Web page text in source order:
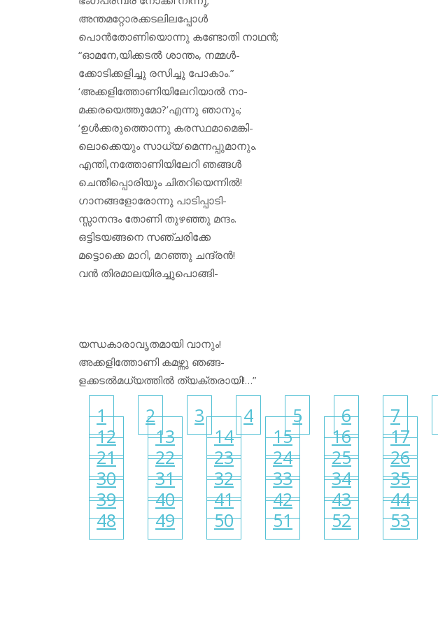
അന്തമറ്റോരക്കടലിലപ്പോൾ
പൊൻതോണിയൊന്നു കണ്ടോതി നാഥൻ;
“ഓമനേ,യിക്കടൽ ശാന്തം, നമ്മൾ-
ക്കോടിക്കളിച്ചു രസിച്ചു പോകാം.”
‘അക്കളിത്തോണിയിലേറിയാൽ നാ-
മക്കരയെത്തുമോ?’എന്നു ഞാനും;
‘ഉൾക്കരുത്തൊന്നു കരസ്ഥമാമെങ്കി-
ലൊക്കെയും സാധ്യ’മെന്നപ്പുമാനും.
എന്തി,നത്തോണിയിലേറി ഞങ്ങൾ
ചെന്തീപ്പൊരിയും ചിതറിയെന്നിൽ!
ഗാനങ്ങളോരോന്നു പാടിപ്പാടി-
സ്സാനന്ദം തോണി തുഴഞ്ഞു മന്ദം.
ഒട്ടിടയങ്ങനെ സഞ്ചരിക്കേ
മട്ടൊക്കെ മാറി, മറഞ്ഞു ചന്ദ്രൻ!
വൻ തിരമാലയിരച്ചുപൊങ്ങി-
യന്ധകാരാവൃതമായി വാനും!
അക്കളിത്തോണി കമഴ്ന്നു ഞങ്ങ-
ളക്കടൽമധ്യത്തിൽ ത്യക്തരായി!…”
1 2 3 4 5 6 7
12
13 14 15 16 17
21
22 23 24 25 26
30
31 32 33 34 35
39
40 41 42 43 44
48
49 50 51 52 53